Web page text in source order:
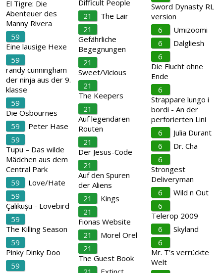
El Tigre: Die
Abenteuer des
Manny Rivera
59
Eine lausige Hexe
59
randy cunningham
der ninja aus der 9.
klasse
59
Die Osbournes
59
Peter Hase
59
Tupu – Das wilde
Mädchen aus dem
Central Park
59
Love/Hate
59
Çalıkuşu - Lovebird
59
The Killing Season
59
Pinky Dinky Doo
59
Difficult People
21
The Lair
21
Gefährliche
Begegnungen
21
Sweet/Vicious
21
The Keepers
21
Auf legendären
Routen
21
Der Jesus-Code
21
Auf den Spuren
der Aliens
21
Kings
21
Fionas Website
21
Morel Orel
21
The Guest Book
Sword Dynasty RL
version
6
Umizoomi
6
Dalgliesh
6
Die Flucht ohne
Ende
6
Strappare lungo i
bordi - An der
perforierten Lini
6
Julia Durant
6
Dr. Cha
6
Strongest
Deliveryman
6
Wild n Out
6
Telerop 2009
6
Skyland
6
Mr. T’s verrückte
Welt